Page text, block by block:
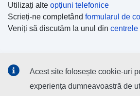
Utilizați alte opțiuni telefonice
Scrieți-ne completând formularul de
Veniți să discutăm la unul din centrele
Descoperiți canalele UEpe rețelele
Acest site folosește cookie-uri
experiența dumneavoastră de